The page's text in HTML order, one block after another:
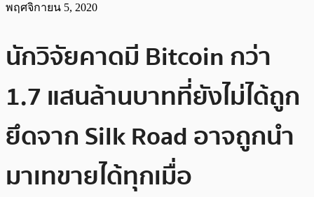
พฤศจิกายน 5, 2020
นักวิจัยคาดมี Bitcoin กว่า
1.7 แสนล้านบาทที่ยังไม่ได้ถูก
ยึดจาก Silk Road อาจถูกนำ
มาเทขายได้ทุกเมื่อ